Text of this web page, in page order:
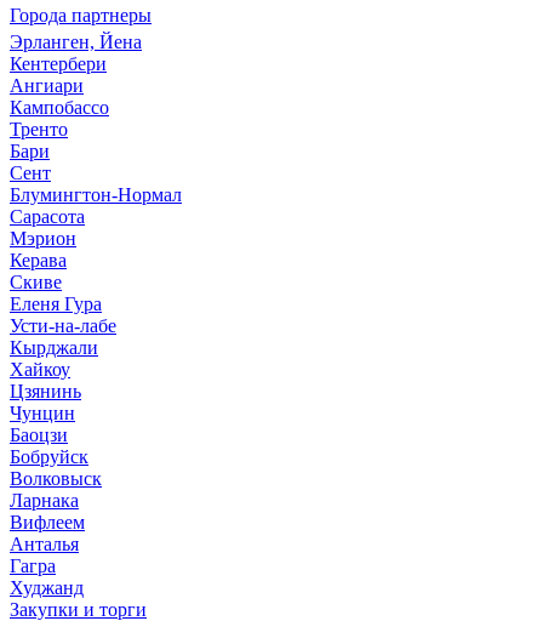
Города партнеры
Эрланген, Йена
Кентербери
Ангиари
Кампобассо
Тренто
Бари
Сент
Блумингтон-Нормал
Сарасота
Мэрион
Керава
Скиве
Еленя Гура
Усти-на-лабе
Кырджали
Хайкоу
Цзянинь
Чунцин
Баоцзи
Бобруйск
Волковыск
Ларнака
Вифлеем
Анталья
Гагра
Худжанд
Закупки и торги